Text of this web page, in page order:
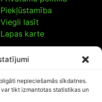
nepieciešamās sīkdatnes.
tikt izmantotas statistikas un
Piekļūstamība
Viegli lasīt
Lapas karte